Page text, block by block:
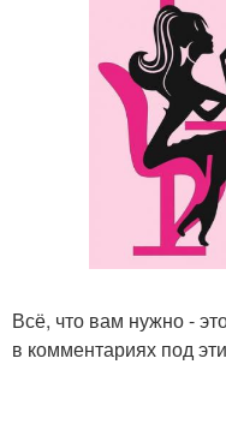
Всё, что вам нужно -
в комментариях под